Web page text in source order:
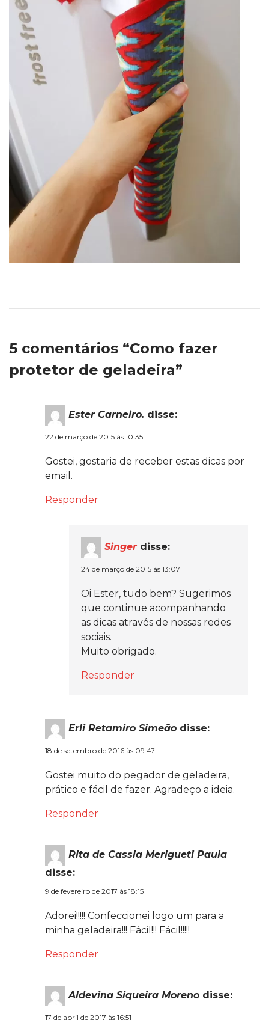
5 comentários “Como fazer
protetor de geladeira”
Ester Carneiro. disse:
22 de março de 2015 às 10:35
Gostei, gostaria de receber estas dicas por
email.
Responder
Singer disse:
24 de março de 2015 às 13:07
Oi Ester, tudo bem? Sugerimos
que continue acompanhando
as dicas através de nossas redes
sociais.
Muito obrigado.
Responder
Erli Retamiro Simeão disse:
18 de setembro de 2016 às 09:47
Gostei muito do pegador de geladeira,
prático e fácil de fazer. Agradeço a ideia.
Responder
Rita de Cassia Merigueti Paula
disse:
9 de fevereiro de 2017 às 18:15
Adorei!!!!! Confeccionei logo um para a
minha geladeira!!! Fácil!!! Fácil!!!!!
Responder
Aldevina Siqueira Moreno disse:
17 de abril de 2017 às 16:51